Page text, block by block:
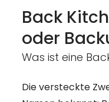
Back
oder
Was ist eine
Die versteckte